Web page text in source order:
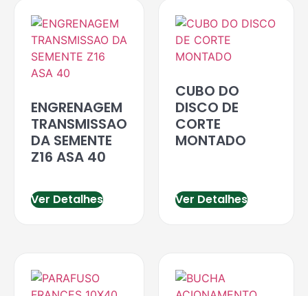
ENGRENAGEM
TRANSMISSAO
DA SEMENTE
Z16 ASA 40
Ver Detalhes
CUBO DO
DISCO DE
CORTE
MONTADO
Ver Detalhes